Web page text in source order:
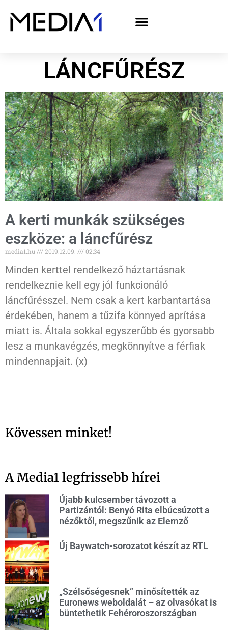
LÁNCFŰRÉSZ
A kerti munkák szükséges
eszköze: a láncfűrész
media1.hu 2019.12.09. 02:34
Minden kerttel rendelkező háztartásnak
rendelkeznie kell egy jól funkcionáló
láncfűrésszel. Nem csak a kert karbantartása
érdekében, hanem a tűzifa könnyed aprítása
miatt is. Általa sokkal egyszerűbb és gyorsabb
lesz a munkavégzés, megkönnyítve a férfiak
mindennapjait. (x)
Kövessen minket!
A Media1 legfrissebb hírei
Újabb kulcsember távozott a
Partizántól: Benyó Rita elbúcsúzott a
nézőktől, megszűnik az Elemző
Új Baywatch-sorozatot készít az RTL
„Szélsőségesnek” minősítették az
Euronews weboldalát – az olvasókat is
büntethetik Fehéroroszországban